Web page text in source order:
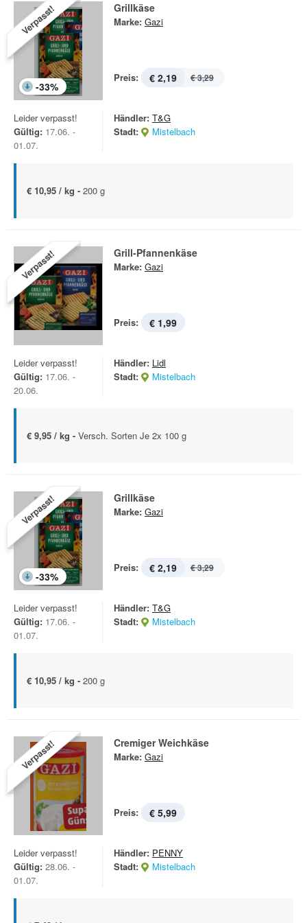
Verpasst!
-33%
Grillkäse
Marke: Gazi
Preis: € 2,19 € 3,29
Leider verpasst!
Gültig: 17.06. -
01.07.
Händler: T&G
Stadt:
Mistelbach
€ 10,95 / kg - 200 g
Verpasst! Grill-Pfannenkäse
Marke: Gazi
Preis: € 1,99
Leider verpasst!
Gültig: 17.06. -
20.06.
Händler: Lidl
Stadt:
Mistelbach
€ 9,95 / kg - Versch. Sorten Je 2x 100 g
Verpasst!
-33%
Grillkäse
Marke: Gazi
Preis: € 2,19 € 3,29
Leider verpasst!
Gültig: 17.06. -
01.07.
Händler: T&G
Stadt:
Mistelbach
€ 10,95 / kg - 200 g
Verpasst! Cremiger Weichkäse
Marke: Gazi
Preis: € 5,99
Leider verpasst!
Gültig: 28.06. -
01.07.
Händler: PENNY
Stadt:
Mistelbach